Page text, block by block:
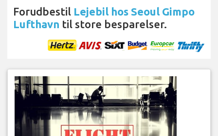
Forudbestil Lejebil hos Seoul Gimpo
Lufthavn til store besparelser.